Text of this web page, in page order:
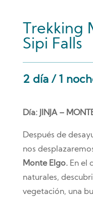
Trekking
Sipi Falls
2 día / 1
Día: JINJA –
Después de
nos
Monte Elgo.En el
naturales,
vegetación, una